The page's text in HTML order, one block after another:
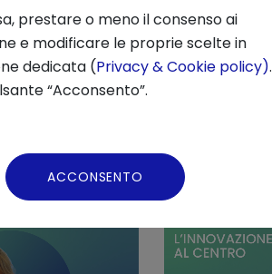
Condividi
prestare o meno il consenso ai
e modificare le proprie scelte in
dedicata (Privacy & Cookie policy).
“Acconsento”.
ACCONSENTO